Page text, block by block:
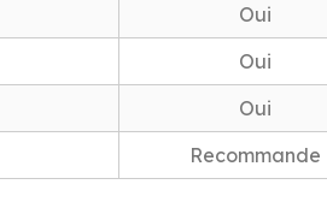
Oui
Oui
Oui
Recommande